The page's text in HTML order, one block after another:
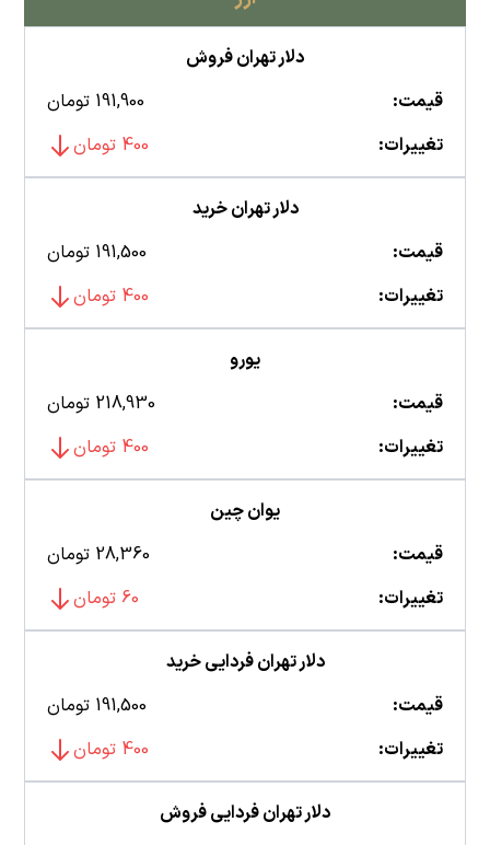
دلار تهران فروش
قیمت:
191,900 تومان
تغییرات:
400 تومان
دلار تهران خرید
قیمت:
191,500 تومان
تغییرات:
400 تومان
یورو
قیمت:
218,930 تومان
تغییرات:
400 تومان
یوان چین
قیمت:
28,360 تومان
تغییرات:
60 تومان
دلار تهران فردایی خرید
قیمت:
191,500 تومان
تغییرات:
400 تومان
دلار تهران فردایی فروش